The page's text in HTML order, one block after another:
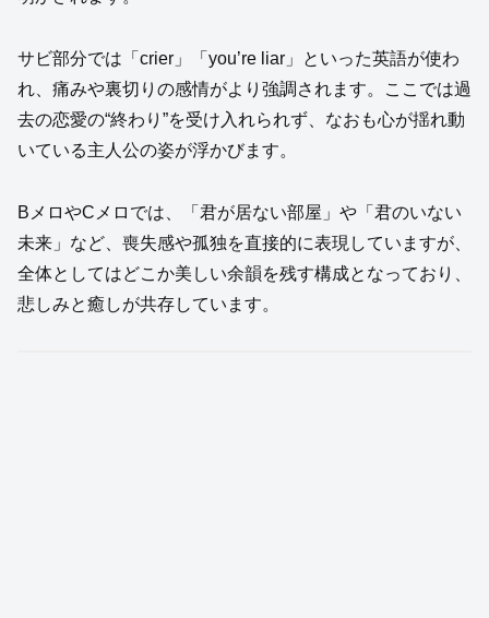
サビ部分では「crier」「you’re liar」といった英語が使わ
れ、痛みや裏切りの感情がより強調されます。ここでは過
去の恋愛の“終わり”を受け入れられず、なおも心が揺れ動
いている主人公の姿が浮かびます。
BメロやCメロでは、「君が居ない部屋」や「君のいない
未来」など、喪失感や孤独を直接的に表現していますが、
全体としてはどこか美しい余韻を残す構成となっており、
悲しみと癒しが共存しています。